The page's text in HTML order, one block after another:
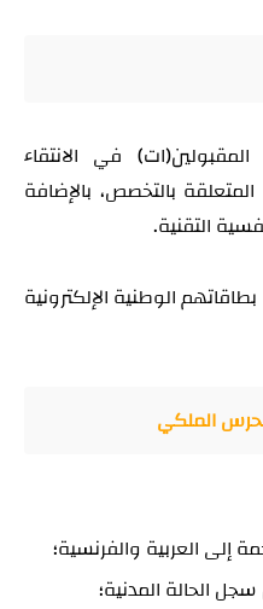
في الانتقاء
المتعلقة بالتخصص، بالإضافة
التقنية.
الوطنية الإلكترونية
الملكي
إلى العربية والفرنسية؛
الحالة المدنية؛